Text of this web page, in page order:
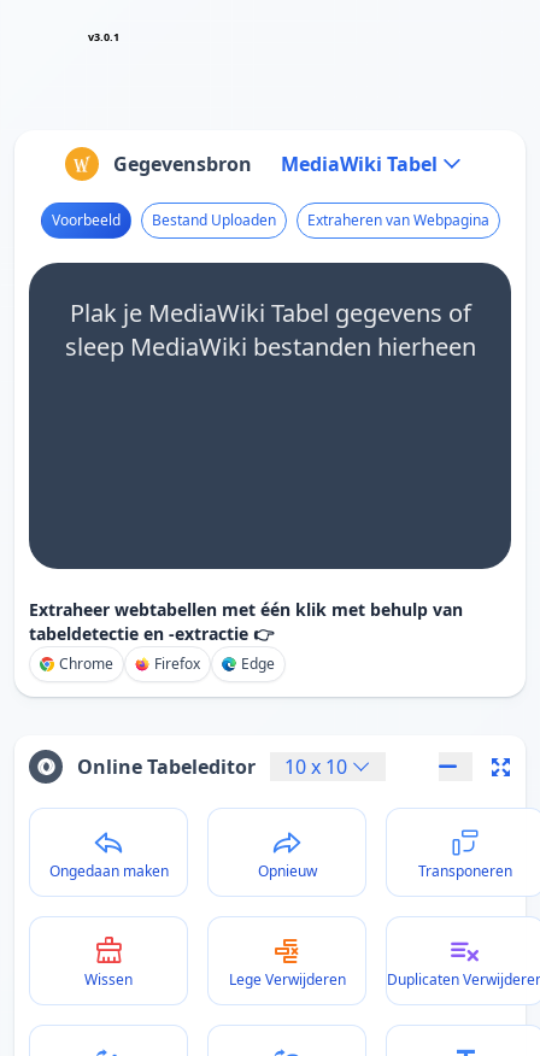
v3.0.1
Gegevensbron MediaWiki Tabel
Voorbeeld Bestand Uploaden Extraheren van Webpagina
Plak je MediaWiki Tabel gegevens of
sleep MediaWiki bestanden hierheen
Extraheer webtabellen met één klik met behulp van
tabeldetectie en -extractie 👉
Chrome Firefox Edge
Online Tabeleditor 10x 10
Ongedaan maken Opnieuw Transponeren
Wissen Lege Verwijderen Duplicaten